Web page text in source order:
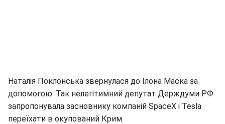
Наталія Поклонська звернулася до Ілона Маска за
допомогою. Так нелегітимний депутат Держдуми РФ
запропонувала засновнику компаній SpaceX і Tesla
переїхати в окупований Крим.